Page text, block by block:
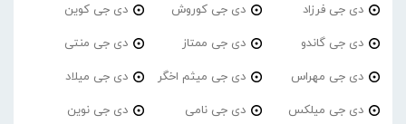
دی جی فرزاد دی جی کوروش دی جی کوین
دی جی گاندو دی جی ممتاز دی جی منتی
دی جی مهراس دی جی میثم اخگر دی جی میلاد
دی جی میلکس دی جی نامی دی جی نوین